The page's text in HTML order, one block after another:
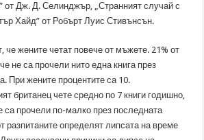
от Дж. Д. Селинджър, „Странният случай с
Хайд” от Робърт Луис Стивънсън.
че жените четат повече от мъжете. 21% от
не са прочели нито една книга през
При жените процентите са 10.
британец чете средно по 7 книги годишно,
са прочели по-малко през последната
разпитаните определят липсата на време